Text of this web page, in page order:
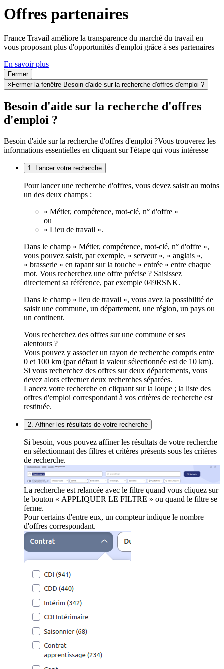
Offres partenaires
France Travail améliore la transparence du marché du travail en
vous proposant plus d'opportunités d'emploi grâce à ses partenaires
En savoir plus
Fermer
× Fermer la fenêtre Besoin d'aide sur la recherche d'offres d'emploi ?
Besoin d'aide sur la recherche d'offres
d'emploi ?
Besoin d'aide sur la recherche d'offres d'emploi ?Vous trouverez les
informations essentielles en cliquant sur l'étape qui vous intéresse
1. Lancer votre recherche
Pour lancer une recherche d'offres, vous devez saisir au moins
un des deux champs :
« Métier, compétence, mot-clé, n° d'offre »
ou
« Lieu de travail ».
Dans le champ « Métier, compétence, mot-clé, n° d'offre »,
vous pouvez saisir, par exemple, « serveur », « anglais »,
« brasserie » en tapant sur la touche « entrée » entre chaque
mot. Vous recherchez une offre précise ? Saisissez
directement sa référence, par exemple 049RSNK.
Dans le champ « lieu de travail », vous avez la possibilité de
saisir une commune, un département, une région, un pays ou
un continent.
Vous recherchez des offres sur une commune et ses
alentours ?
Vous pouvez y associer un rayon de recherche compris entre
0 et 100 km (par défaut la valeur sélectionnée est de 10 km).
Si vous recherchez des offres sur deux départements, vous
devez alors effectuer deux recherches séparées.
Lancez votre recherche en cliquant sur la loupe ; la liste des
offres d'emploi correspondant à vos critères de recherche est
restituée.
2. Affiner les résultats de votre recherche
Si besoin, vous pouvez affiner les résultats de votre recherche
en sélectionnant des filtres et critères présents sous les critères
de recherche.
La recherche est relancée avec le filtre quand vous cliquez sur
le bouton « APPLIQUER LE FILTRE » ou quand le filtre se
ferme.
Pour certains d'entre eux, un compteur indique le nombre
d'offres correspondant.